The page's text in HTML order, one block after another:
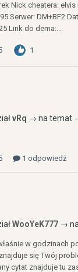
Nick cheatera: elvis
Serwer: DM+BF2
Link do dema:...
1
vRq → na temat
1 odpowiedź
WooYeK777→
w godzinach
się Twój
cytat znajduje tu